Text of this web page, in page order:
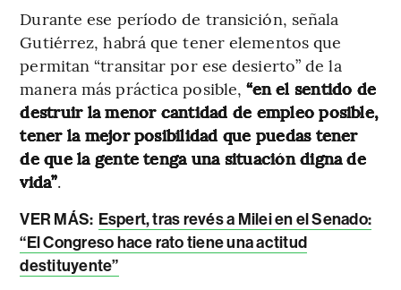
Durante ese período de transición, señala
Gutiérrez, habrá que tener elementos que
permitan “transitar por ese desierto” de la
manera más práctica posible,“en el sentido de
destruir la menor cantidad de empleo posible,
tener la mejor posibilidad que puedas tener
de que la gente tenga una situación digna de
vida”.
VER MÁS: Espert, tras revés a Milei en el Senado:
“El Congreso hace rato tiene una actitud
destituyente”